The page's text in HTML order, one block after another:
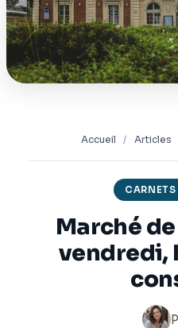
GASTRONOMIE
CULTURE
Accueil / Articles
CARNETS
Marché
vendredi,